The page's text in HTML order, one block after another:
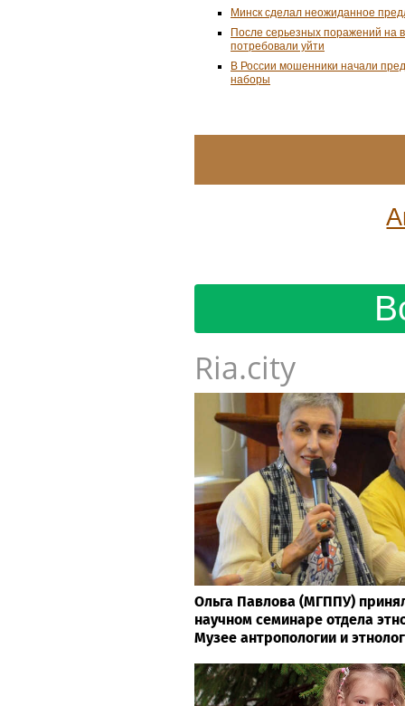
Минск сделал неожиданное
После серьезных поражений на
потребовали уйти
В России мошенники начали
наборы
Ria.city
Ольга Павлова (МГППУ)
научном семинаре отдела
Музее антропологии и